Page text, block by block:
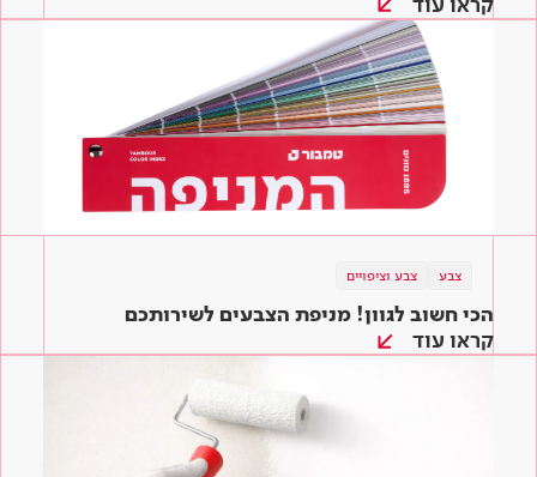
צבע צבע וציפויים
הכי חשוב לגוון! מניפת הצבעים לשירותכם
קראו עוד